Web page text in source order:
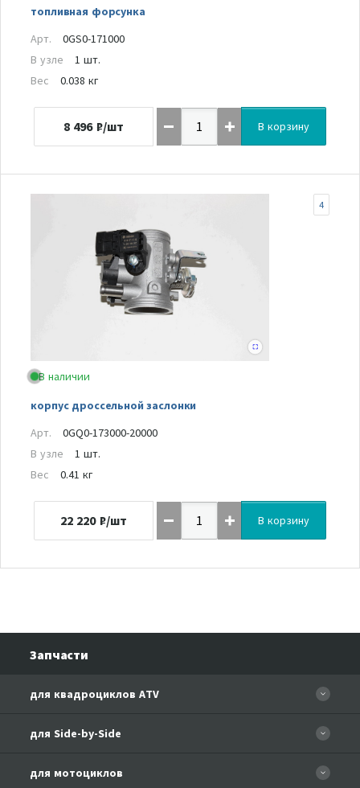
топливная форсунка
Арт.
0GS0-171000
В узле
1 шт.
Вес
0.038 кг
8 496 ₽/шт В корзину
В наличии
корпус дроссельной заслонки
4
Арт.
0GQ0-173000-20000
В узле
1 шт.
Вес
0.41 кг
22 220 ₽/шт В корзину
Запчасти
для квадроциклов ATV
CFORCE 110 EFI
CF500-A Basic
для Side-by-Side
для мотоциклов